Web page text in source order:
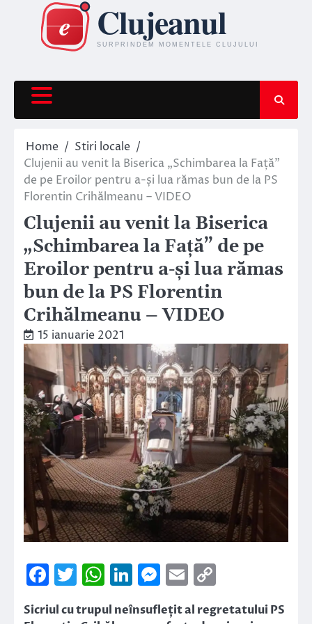
content
Home
Stiri locale
Clujenii au venit la Biserica „Schimbarea la Față”
de pe Eroilor pentru a-și lua rămas bun de la PS
Florentin Crihălmeanu – VIDEO
Clujenii au venit la Biserica
„Schimbarea la Față” de pe
Eroilor pentru a-și lua rămas
bun de la PS Florentin
Crihălmeanu – VIDEO
15 ianuarie 2021
Facebook
Twitter
WhatsApp
LinkedIn
Messenger
Email
Link
Sicriul cu trupul neînsuflețit al regretatului PS